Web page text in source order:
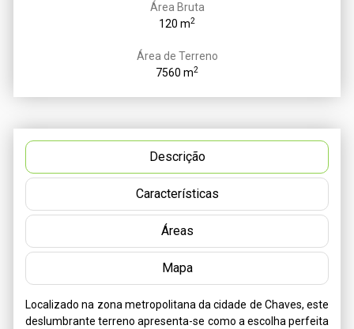
Área Bruta
120 m2
Área de Terreno
7560 m2
Descrição
Características
Áreas
Mapa
Localizado na zona metropolitana da cidade de Chaves, este
deslumbrante terreno apresenta-se como a escolha perfeita